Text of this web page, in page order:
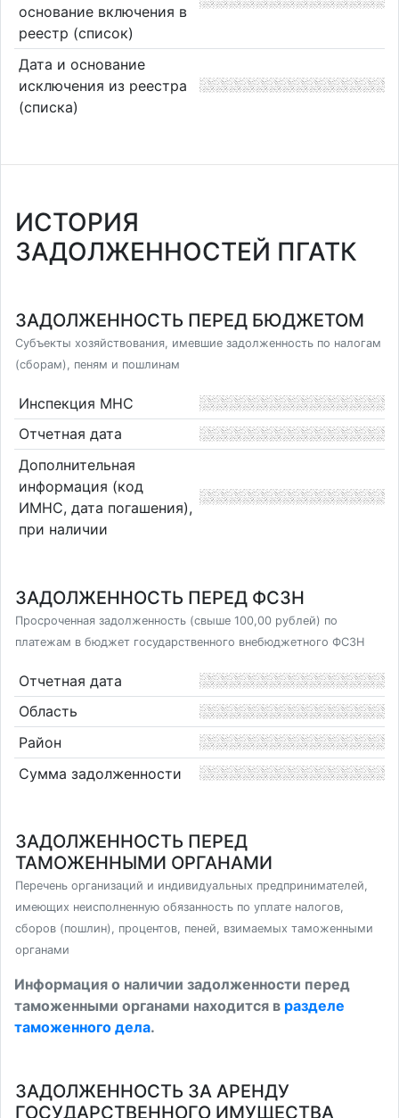
основание включения в
реестр (список)
Дата и основание
исключения из реестра
(списка)
ИСТОРИЯ
ЗАДОЛЖЕННОСТЕЙ ПГАТК
ЗАДОЛЖЕННОСТЬ ПЕРЕД БЮДЖЕТОМ
Субъекты хозяйствования, имевшие задолженность по налогам
(сборам), пеням и пошлинам
Инспекция МНС
Отчетная дата
Дополнительная
информация (код
ИМНС, дата погашения),
при наличии
ЗАДОЛЖЕННОСТЬ ПЕРЕД ФСЗН
Просроченная задолженность (свыше 100,00 рублей) по
платежам в бюджет государственного внебюджетного ФСЗН
Отчетная дата
Область
Район
Сумма задолженности
ЗАДОЛЖЕННОСТЬ ПЕРЕД
ТАМОЖЕННЫМИ ОРГАНАМИ
Перечень организаций и индивидуальных предпринимателей,
имеющих неисполненную обязанность по уплате налогов,
сборов (пошлин), процентов, пеней, взимаемых таможенными
органами
Информация о наличии задолженности перед
таможенными органами находится в разделе
таможенного дела.
ЗАДОЛЖЕННОСТЬ ЗА АРЕНДУ
ГОСУДАРСТВЕННОГО ИМУЩЕСТВА